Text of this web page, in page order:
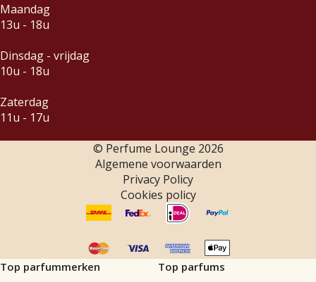
Maandag
13u - 18u
Dinsdag - vrijdag
10u - 18u
Zaterdag
11u - 17u
© Perfume Lounge 2026
Algemene voorwaarden
Privacy Policy
Cookies policy
Top parfummerken Top parfums